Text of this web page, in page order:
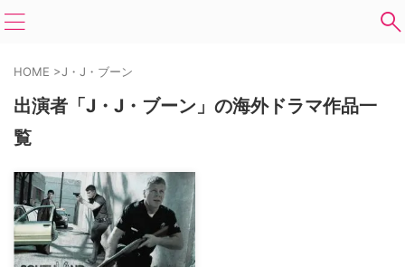
HOME >J・J・ブーン
出演者「J・J・ブーン」の海外ドラマ作品一
覧